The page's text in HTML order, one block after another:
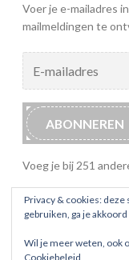
Voer je e-mailadres
mailmeldingen te
mailadres
ABONNEREN
Voeg je bij 251
Privacy & cookies:
gebruiken, ga je
Wil je meer weten, ook
Cookiebeleid